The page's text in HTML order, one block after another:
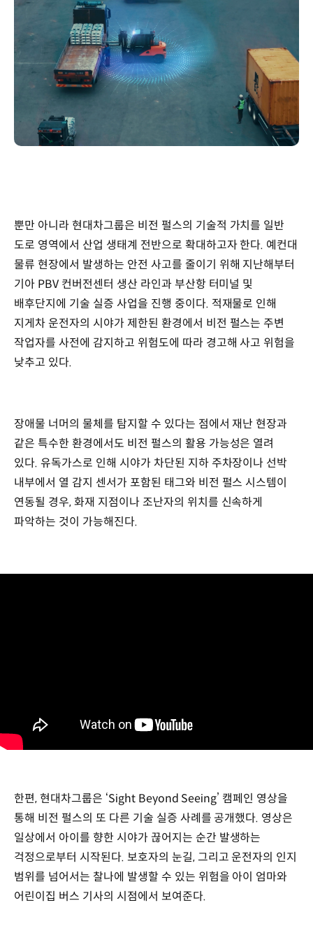
뿐만 아니라 현대차그룹은 비전 펄스의 기술적 가치를 일반
도로 영역에서 산업 생태계 전반으로 확대하고자 한다. 예컨대
물류 현장에서 발생하는 안전 사고를 줄이기 위해 지난해부터
기아 PBV 컨버전센터 생산 라인과 부산항 터미널 및
배후단지에 기술 실증 사업을 진행 중이다. 적재물로 인해
지게차 운전자의 시야가 제한된 환경에서 비전 펄스는 주변
작업자를 사전에 감지하고 위험도에 따라 경고해 사고 위험을
낮추고 있다.
장애물 너머의 물체를 탐지할 수 있다는 점에서 재난 현장과
같은 특수한 환경에서도 비전 펄스의 활용 가능성은 열려
있다. 유독가스로 인해 시야가 차단된 지하 주차장이나 선박
내부에서 열 감지 센서가 포함된 태그와 비전 펄스 시스템이
연동될 경우, 화재 지점이나 조난자의 위치를 신속하게
파악하는 것이 가능해진다.
한편, 현대차그룹은 ‘Sight Beyond Seeing’ 캠페인 영상을
통해 비전 펄스의 또 다른 기술 실증 사례를 공개했다. 영상은
일상에서 아이를 향한 시야가 끊어지는 순간 발생하는
걱정으로부터 시작된다. 보호자의 눈길, 그리고 운전자의 인지
범위를 넘어서는 찰나에 발생할 수 있는 위험을 아이 엄마와
어린이집 버스 기사의 시점에서 보여준다.